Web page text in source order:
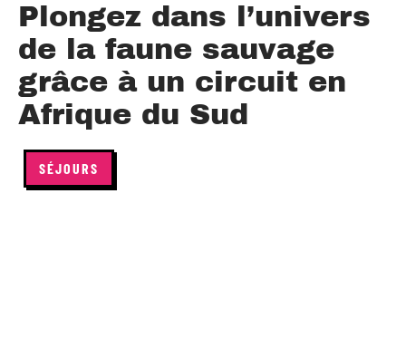
Plongez dans l’univers
de la faune sauvage
grâce à un circuit en
Afrique du Sud
SÉJOURS